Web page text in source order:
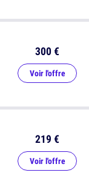
300 €
Voir l'offre
219 €
Voir l'offre